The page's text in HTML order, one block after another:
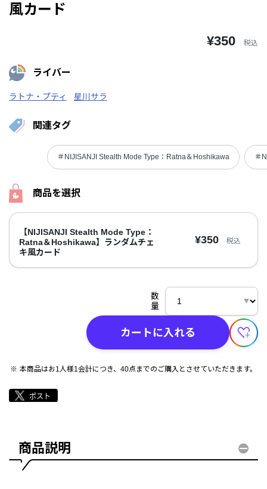
風カード
¥350 税込
ライバー
ラトナ・プティ 星川サラ
関連タグ
＃NIJISANJI Stealth Mode Type：Ratna＆Hoshikawa ＃
商品を選択
【NIJISANJI Stealth Mode Type：
Ratna＆Hoshikawa】ランダムチェ
キ風カード
¥350 税込
数
量
カートに入れる
本商品はお1人様1会計につき、40点までのご購入とさせていただきます。
商品説明